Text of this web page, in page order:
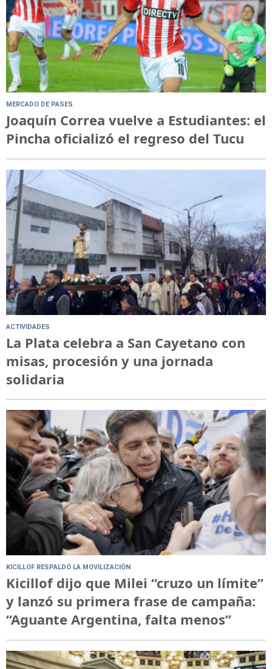
MERCADO DE PASES
Joaquín Correa vuelve a Estudiantes: el
Pincha oficializó el regreso del Tucu
ACTIVIDADES
La Plata celebra a San Cayetano con
misas, procesión y una jornada
solidaria
KICILLOF RESPALDÓ LA MOVILIZACIÓN
Kicillof dijo que Milei “cruzo un límite”
y lanzó su primera frase de campaña:
“Aguante Argentina, falta menos”